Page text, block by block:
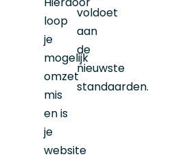
loop
je
mogelijk
omzet
mis
en is
je
website
voldoet
aan
de
nieuwste
standaarden.